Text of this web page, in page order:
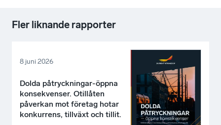
Fler liknande rapporter
8 juni 2026
Dolda påtryckningar-öppna
konsekvenser. Otillåten
påverkan mot företag hotar
konkurrens, tillväxt och tillit.